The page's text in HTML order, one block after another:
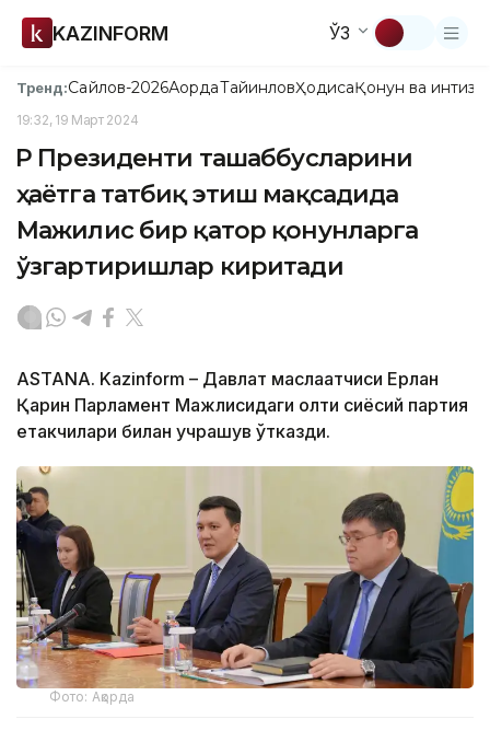
KAZINFORM ЎЗ
Тренд:Сайлов-2026АқордаТайинловҲодисаҚонун ва
19:32, 19 Март 2024
ҚР Президенти ташаббусларини
ҳаётга татбиқ этиш мақсадида
Мажилис бир қатор қонунларга
ўзгартиришлар киритади
ASTANA. Kazinform – Давлат маслаҳатчиси Ерлан
Қарин Парламент Мажлисидаги олти сиёсий партия
етакчилари билан учрашув ўтказди.
Фото: Ақорда